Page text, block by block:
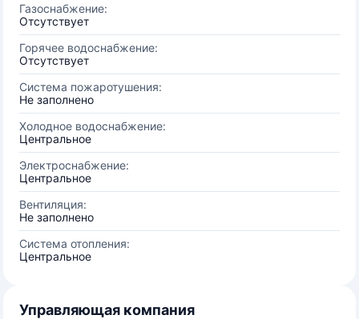
Газоснабжение:
Отсутствует
Горячее водоснабжение:
Отсутствует
Система пожаротушения:
Не заполнено
Холодное водоснабжение:
Центральное
Электроснабжение:
Центральное
Вентиляция:
Не заполнено
Система отопления:
Центральное
Управляющая компания